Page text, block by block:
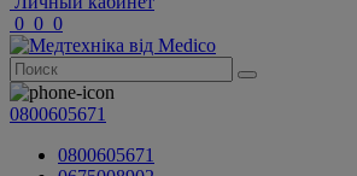
0 0 0
0800605671
0800605671